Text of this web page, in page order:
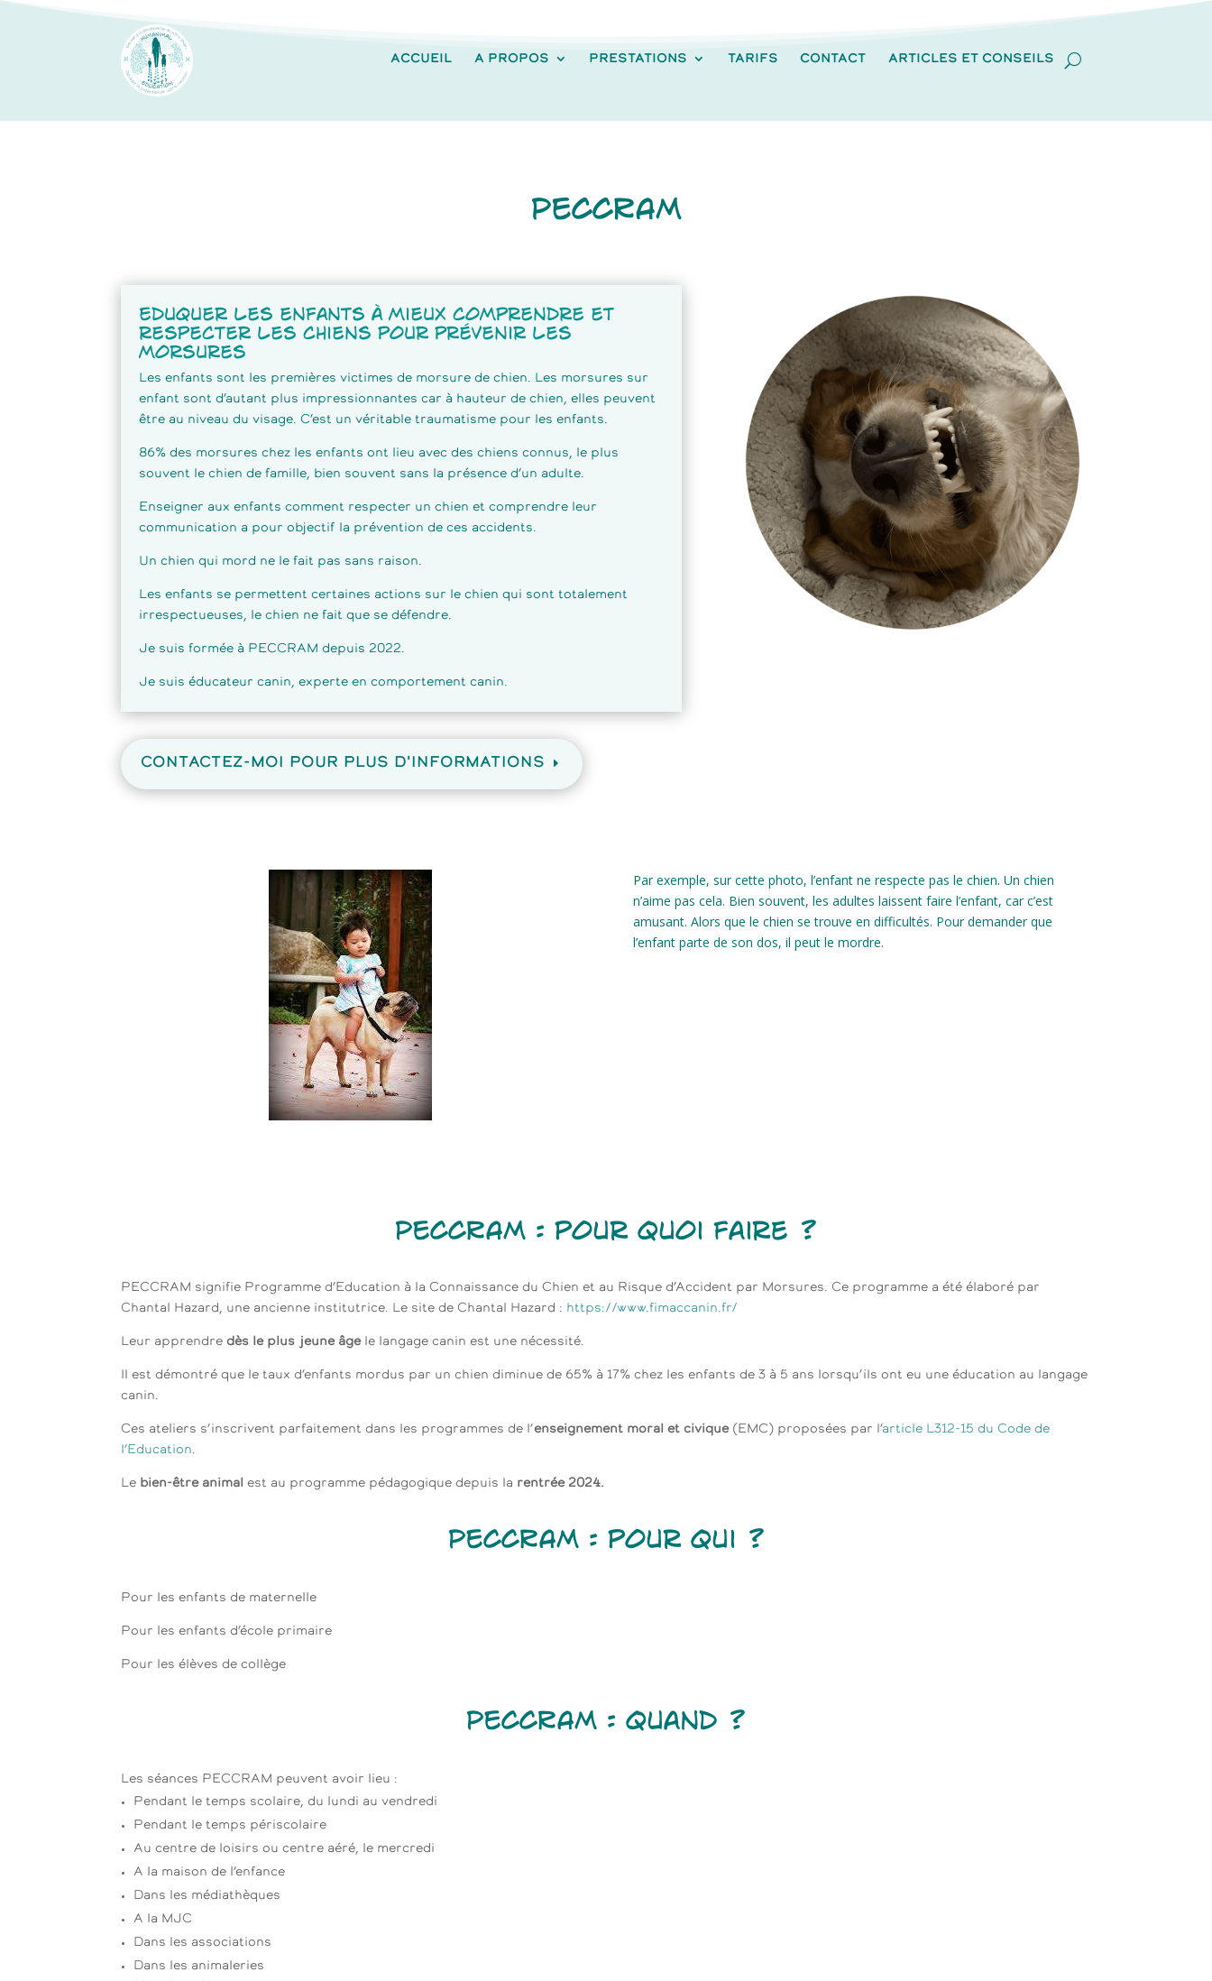
ACCUEIL A PROPOS PRESTATIONS TARIFS CONTACT ARTICLES ET CONSEILS
PECCRAM
Eduquer les enfants à mieux comprendre et
respecter les chiens pour prévenir les
morsures
Les enfants sont les premières victimes de morsure de chien. Les morsures sur
enfant sont d’autant plus impressionnantes car à hauteur de chien, elles peuvent
être au niveau du visage. C’est un véritable traumatisme pour les enfants.
86% des morsures chez les enfants ont lieu avec des chiens connus, le plus
souvent le chien de famille, bien souvent sans la présence d’un adulte.
Enseigner aux enfants comment respecter un chien et comprendre leur
communication a pour objectif la prévention de ces accidents.
Un chien qui mord ne le fait pas sans raison.
Les enfants se permettent certaines actions sur le chien qui sont totalement
irrespectueuses, le chien ne fait que se défendre.
Je suis formée à PECCRAM depuis 2022.
Je suis éducateur canin, experte en comportement canin.
CONTACTEZ-MOI POUR PLUS D'INFORMATIONS
Par exemple, sur cette photo, l’enfant ne respecte pas le chien. Un chien
n’aime pas cela. Bien souvent, les adultes laissent faire l’enfant, car c’est
amusant. Alors que le chien se trouve en difficultés. Pour demander que
l’enfant parte de son dos, il peut le mordre.
PECCRAM : pour quoi faire ?
PECCRAM signifie Programme d’Education à la Connaissance du Chien et au Risque d’Accident par Morsures. Ce programme a été élaboré par
Chantal Hazard, une ancienne institutrice. Le site de Chantal Hazard : https://www.fimaccanin.fr/
Leur apprendredès le plus jeune âgele langage canin est une nécessité.
Il est démontré que le taux d’enfants mordus par un chien diminue de 65% à 17% chez les enfants de 3 à 5 ans lorsqu’ils ont eu une éducation au langage
canin.
Ces ateliers s’inscrivent parfaitement dans les programmes de l’enseignement moral et civique(EMC) proposées par l’article L312-15 du Code de
l’Education.
Le bien-être animal est au programme pédagogique depuis la rentrée 2024.
PECCRAM : pour qui ?
Pour les enfants de maternelle
Pour les enfants d’école primaire
Pour les élèves de collège
PECCRAM : quand ?
Les séances PECCRAM peuvent avoir lieu :
Pendant le temps scolaire, du lundi au vendredi
Pendant le temps périscolaire
Au centre de loisirs ou centre aéré, le mercredi
A la maison de l’enfance
Dans les médiathèques
A la MJC
Dans les associations
Dans les animaleries